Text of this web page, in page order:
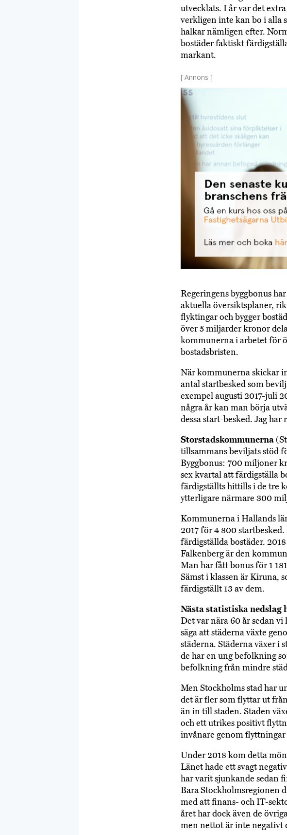
utvecklats. I år var det
verkligen inte kan bo i alla
halkar nämligen efter.
bostäder faktiskt
markant.
[ Annons ]
Regeringens byggbonus
aktuella översiktsplaner,
flyktingar och bygger
över 5 miljarder kronor
kommunerna i arbetet för
bostadsbristen.
När kommunerna skickar
antal startbesked som
exempel augusti 2017-juli
några år kan man börja
dessa start-besked. Jag
Storstadskommunerna
tillsammans beviljats stöd
Byggbonus: 700 miljoner
sex kvartal att färdigställa
färdigställts hittills i de tre
ytterligare närmare 300
Kommunerna i Hallands
2017 för 4 800
färdigställda bostäder.
Falkenberg är den
Man har fått bonus för 1
Sämst i klassen är Kiruna,
färdigställt 13 av dem.
Nästa statistiska nedslag
Det var nära 60 år sedan
säga att städerna växte
städerna. Städerna växer i
de har en ung befolkning
befolkning från mindre
Men Stockholms stad har
det är fler som flyttar ut
än in till staden. Staden
och ett utrikes positivt
invånare genom
Under 2018 kom detta
Länet hade ett svagt
har varit sjunkande sedan
Bara Stockholmsregionen
med att finans- och IT-
året har dock även de
men nettot är inte negativt